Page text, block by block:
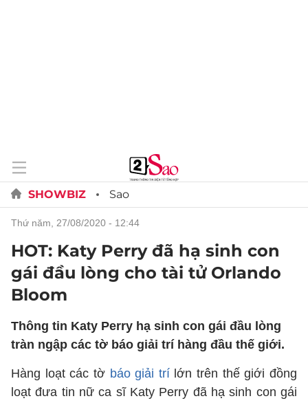
SHOWBIZ Sao
thứ năm, 27/08/2020 - 12:44
HOT: Katy Perry đã hạ sinh con
gái đầu lòng cho tài tử Orlando
Bloom
Thông tin Katy Perry hạ sinh con gái đầu lòng
tràn ngập các tờ báo giải trí hàng đầu thế giới.
Hàng loạt các tờ báo giải trí lớn trên thế giới đồng
loạt đưa tin nữ ca sĩ Katy Perry đã hạ sinh con gái